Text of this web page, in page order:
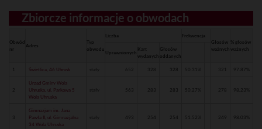
Zbiorcze informacje o obwodach
Obwód
nr
Adres
Typ
obwodu
Liczba
Frekwencja
Głosów
ważnych
% głosów
ważnych
Uprawnionych
Kart
wydanych
Głosów
oddanych
1 Świetlica, 46 Uhrusk stały 652 328 328 50.31% 321 97.87%
2
Urząd Gminy Wola
Uhruska, ul. Parkowa 5
Wola Uhruska
stały 563 283 283 50.27% 278 98.23%
Gimnazjum im. Jana
Pawła II, ul. Gimnazjalna
34 Wola Uhruska
stały 493 254 254 51.52% 249